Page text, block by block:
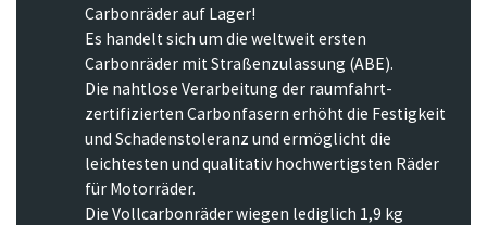
Carbonräder auf Lager!
Es handelt sich um die weltweit ersten
Carbonräder mit Straßenzulassung (ABE).
Die nahtlose Ver­arbeitung der raumfahrt-
zertifizierten Carbonfasern erhöht die Festigkeit
und Schadenstoleranz und er­möglicht die
leichtesten und qualitativ hochwertigsten Räder
für Motorräder.
Die Vollcarbonräder wiegen lediglich 1,9 kg